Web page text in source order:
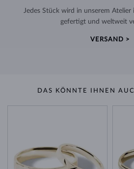
Jedes Stück wird in unserem Atelier
gefertigt und weltweit
VERSAND >
DAS KÖNNTE IHNEN